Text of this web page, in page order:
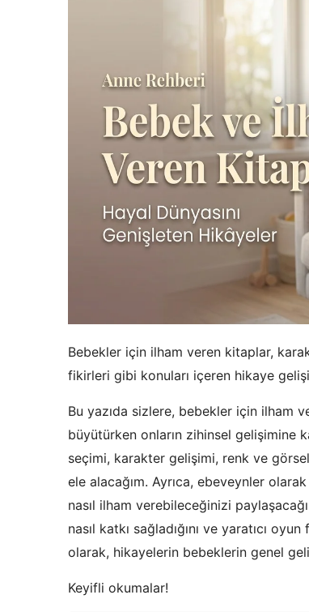
Bebekler için ilham veren kitaplar,
fikirleri gibi konuları içeren hikaye
Bu yazıda sizlere, bebekler için ilham
büyütürken onların zihinsel gelişimine
seçimi, karakter gelişimi, renk ve
ele alacağım. Ayrıca, ebeveynler
nasıl ilham verebileceğinizi
nasıl katkı sağladığını ve yaratıcı
olarak, hikayelerin bebeklerin genel
Keyifli okumalar!